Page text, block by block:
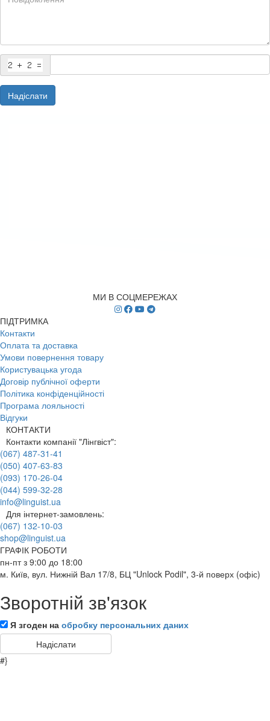
Надіслати
МИ В СОЦМЕРЕЖАХ
ПІДТРИМКА
Контакти
Оплата та доставка
Умови повернення товару
Користувацька угода
Договір публічної оферти
Політика конфіденційності
Програма лояльності
Відгуки
КОНТАКТИ
Контакти компанії "Лінгвіст":
(067) 487-31-41
(050) 407-63-83
(093) 170-26-04
(044) 599-32-28
info@linguist.ua
Для інтернет-замовлень:
(067) 132-10-03
shop@linguist.ua
ГРАФІК РОБОТИ
пн-пт з 9:00 до 18:00
м. Київ, вул. Нижній Вал 17/8, БЦ "Unlock Podil", 3-й поверх (офіс)
Зворотній зв'язок
Я згоден на обробку персональних даних
#}